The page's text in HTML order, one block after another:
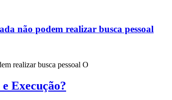
não podem realizar busca pessoal
realizar busca pessoal O
Execução?